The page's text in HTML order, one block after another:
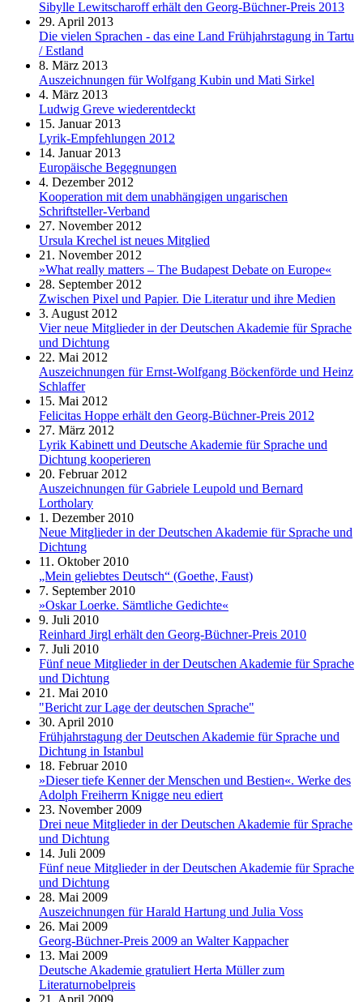
Sibylle Lewitscharoff erhält den Georg-Büchner-Preis 2013
29. April 2013
Die vielen Sprachen - das eine Land Frühjahrstagung in Tartu
/ Estland
8. März 2013
Auszeichnungen für Wolfgang Kubin und Mati Sirkel
4. März 2013
Ludwig Greve wiederentdeckt
15. Januar 2013
Lyrik-Empfehlungen 2012
14. Januar 2013
Europäische Begegnungen
4. Dezember 2012
Kooperation mit dem unabhängigen ungarischen
Schriftsteller-Verband
27. November 2012
Ursula Krechel ist neues Mitglied
21. November 2012
»What really matters – The Budapest Debate on Europe«
28. September 2012
Zwischen Pixel und Papier. Die Literatur und ihre Medien
3. August 2012
Vier neue Mitglieder in der Deutschen Akademie für Sprache
und Dichtung
22. Mai 2012
Auszeichnungen für Ernst-Wolfgang Böckenförde und Heinz
Schlaffer
15. Mai 2012
Felicitas Hoppe erhält den Georg-Büchner-Preis 2012
27. März 2012
Lyrik Kabinett und Deutsche Akademie für Sprache und
Dichtung kooperieren
20. Februar 2012
Auszeichnungen für Gabriele Leupold und Bernard
Lortholary
1. Dezember 2010
Neue Mitglieder in der Deutschen Akademie für Sprache und
Dichtung
11. Oktober 2010
„Mein geliebtes Deutsch“ (Goethe, Faust)
7. September 2010
»Oskar Loerke. Sämtliche Gedichte«
9. Juli 2010
Reinhard Jirgl erhält den Georg-Büchner-Preis 2010
7. Juli 2010
Fünf neue Mitglieder in der Deutschen Akademie für Sprache
und Dichtung
21. Mai 2010
"Bericht zur Lage der deutschen Sprache"
30. April 2010
Frühjahrstagung der Deutschen Akademie für Sprache und
Dichtung in Istanbul
18. Februar 2010
»Dieser tiefe Kenner der Menschen und Bestien«. Werke des
Adolph Freiherrn Knigge neu ediert
23. November 2009
Drei neue Mitglieder in der Deutschen Akademie für Sprache
und Dichtung
14. Juli 2009
Fünf neue Mitglieder in der Deutschen Akademie für Sprache
und Dichtung
28. Mai 2009
Auszeichnungen für Harald Hartung und Julia Voss
26. Mai 2009
Georg-Büchner-Preis 2009 an Walter Kappacher
13. Mai 2009
Deutsche Akademie gratuliert Herta Müller zum
Literaturnobelpreis
21. April 2009